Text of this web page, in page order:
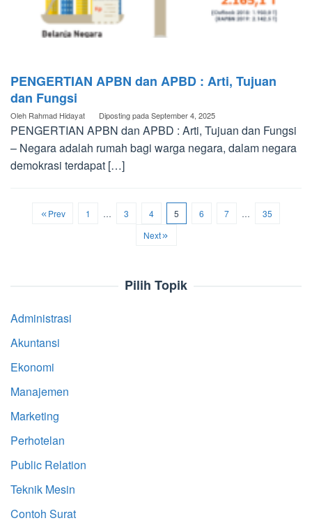
PENGERTIAN APBN dan APBD : Arti, Tujuan
dan Fungsi
Oleh Rahmad Hidayat Diposting padaSeptember 4, 2025
PENGERTIAN APBN dan APBD : Arti, Tujuan dan Fungsi
– Negara adalah rumah bagi warga negara, dalam negara
demokrasi terdapat […]
Prev 1 … 3 4 5 6 7 …
35
Next
Pilih Topik
Administrasi
Akuntansi
Ekonomi
Manajemen
Marketing
Perhotelan
Public Relation
Teknik Mesin
Contoh Surat